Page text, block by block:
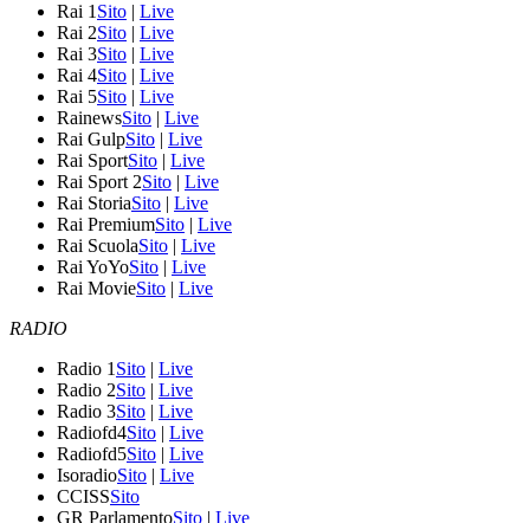
Rai 1 Sito | Live
Rai 2Sito | Live
Rai 3Sito | Live
Rai 4Sito | Live
Rai 5Sito | Live
RainewsSito | Live
Rai GulpSito | Live
Rai SportSito | Live
Rai Sport 2Sito | Live
Rai StoriaSito | Live
Rai PremiumSito | Live
Rai ScuolaSito | Live
Rai YoYoSito | Live
Rai MovieSito | Live
RADIO
Radio 1 Sito | Live
Radio 2Sito | Live
Radio 3Sito | Live
Radiofd4Sito | Live
Radiofd5Sito | Live
IsoradioSito | Live
CCISSSito
GR ParlamentoSito | Live